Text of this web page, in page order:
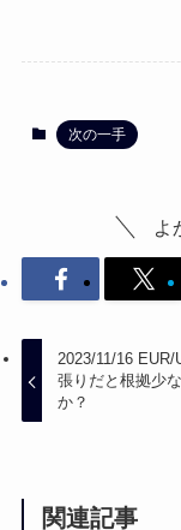
次の一手
よ
2023/11/16
張りだと根拠少
か？
関連記事